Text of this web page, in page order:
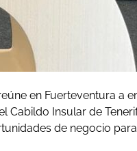
en Fuerteventura a
Insular de
de negocio